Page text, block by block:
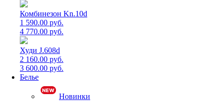
Комбинезон Kn.10d
1 590.00 руб.
4 770.00 руб.
Худи J.608d
2 160.00 руб.
3 600.00 руб.
Белье
Новинки